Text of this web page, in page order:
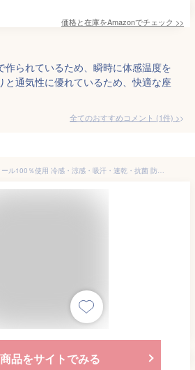
価格と在庫をAmazonでチェック >>
作られているため、瞬時に体感温度を
と通気性に優れているため、快適な座
全てのおすすめコメント (1件) >
接触冷感素材ソフトクール100％使用 冷感・涼感・吸汗・速乾・抗菌 防臭・消臭 ひんやり座椅子カバー 1人掛け用 50×163cm（長さ約80～130cmまで取付可能） グリーン
品をサイトでみる